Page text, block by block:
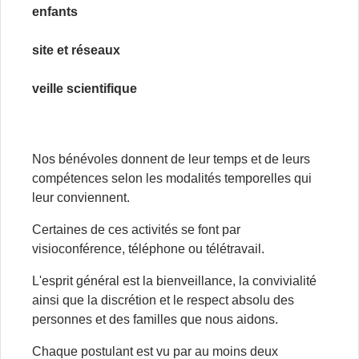
enfants
site et réseaux
veille scientifique
Nos bénévoles donnent de leur temps et de leurs
compétences selon les modalités temporelles qui
leur conviennent.
Certaines de ces activités se font par
visioconférence, téléphone ou télétravail.
L'esprit général est la bienveillance, la convivialité
ainsi que la discrétion et le respect absolu des
personnes et des familles que nous aidons.
Chaque postulant est vu par au moins deux